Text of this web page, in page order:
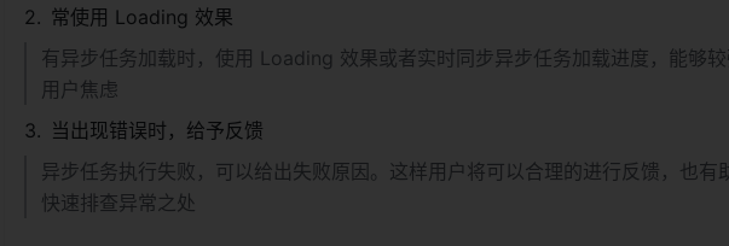
常使用 Loading 效果
有异步任务加载时，使用 Loading 效果或者实时同步异步任务加载进度，能够
用户焦虑
当出现错误时，给予反馈
异步任务执行失败，可以给出失败原因。这样用户将可以合理的进行反馈，也有
快速排查异常之处